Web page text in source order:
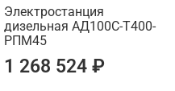
Электростанция
дизельная АД100С-Т400-
РПМ45
1 268 524 ₽